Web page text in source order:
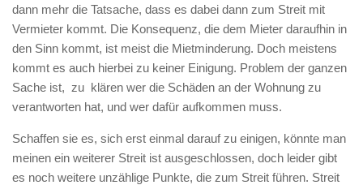
dann mehr die Tatsache, dass es dabei dann zum Streit mit
Vermieter kommt. Die Konsequenz, die dem Mieter daraufhin in
den Sinn kommt, ist meist die Mietminderung. Doch meistens
kommt es auch hierbei zu keiner Einigung. Problem der ganzen
Sache ist, zu klären wer die Schäden an der Wohnung zu
verantworten hat, und wer dafür aufkommen muss.
Schaffen sie es, sich erst einmal darauf zu einigen, könnte man
meinen ein weiterer Streit ist ausgeschlossen, doch leider gibt
es noch weitere unzählige Punkte, die zum Streit führen. Streit